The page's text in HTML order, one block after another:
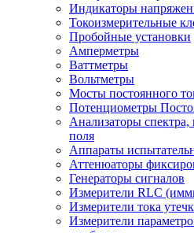
Индикаторы
Токоизмерительные
Пробойные установки
Амперметры
Ваттметры
Вольтметры
Мосты постоянного
Потенциометры
Анализаторы
поля
Аппараты
Аттенюаторы
Генераторы сигналов
Измерители RLC
Измерители тока
Измерители